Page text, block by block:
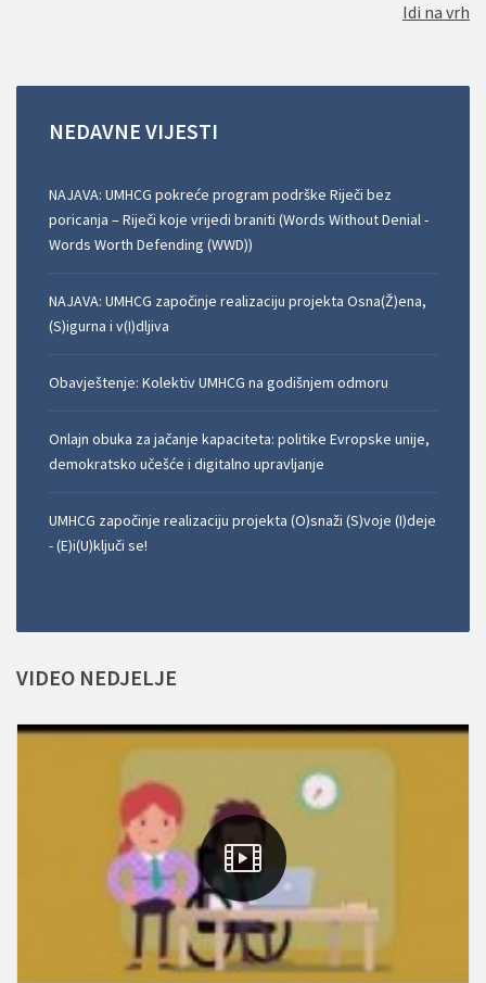
Idi na vrh
NEDAVNE VIJESTI
NAJAVA: UMHCG pokreće program podrške Riječi bez
poricanja – Riječi koje vrijedi braniti (Words Without Denial -
Words Worth Defending (WWD))
NAJAVA: UMHCG započinje realizaciju projekta Osna(Ž)ena,
(S)igurna i v(I)dljiva
Obavještenje: Kolektiv UMHCG na godišnjem odmoru
Onlajn obuka za jačanje kapaciteta: politike Evropske unije,
demokratsko učešće i digitalno upravljanje
UMHCG započinje realizaciju projekta (O)snaži (S)voje (I)deje
- (E)i(U)ključi se!
VIDEO NEDJELJE